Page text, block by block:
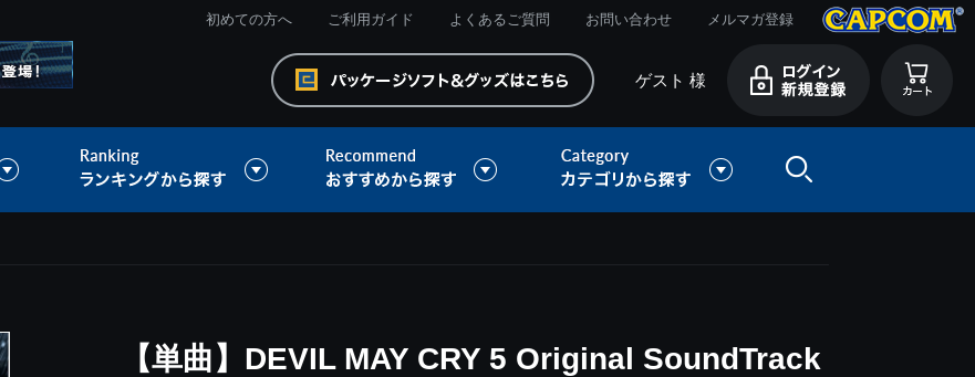
初めての方へ ご利用ガイド よくあるご質問 お問い合わせ メルマガ登録
ゲスト 様
【単曲】DEVIL MAY CRY 5 Original SoundTrack